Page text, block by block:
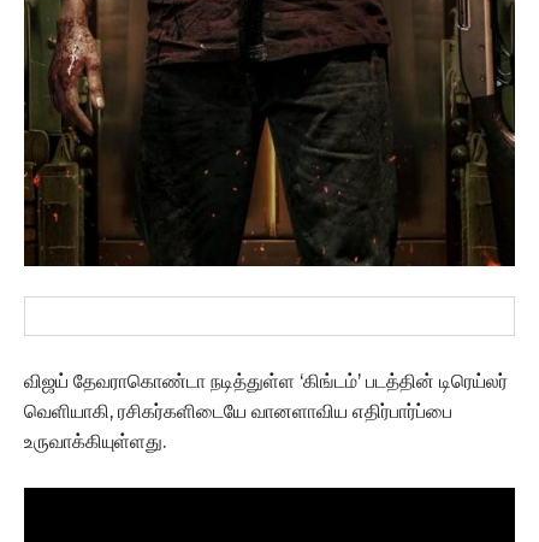
விஜய் தேவராகொண்டா நடித்துள்ள ‘கிங்டம்’ படத்தின் டிரெய்லர்
வெளியாகி, ரசிகர்களிடையே வானளாவிய எதிர்பார்ப்பை
உருவாக்கியுள்ளது.